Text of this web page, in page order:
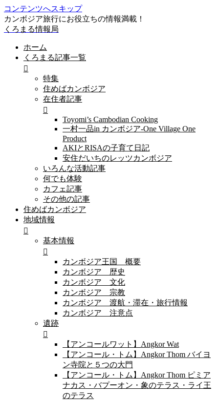
コンテンツへスキップ
カンボジア旅行にお役立ちの情報満載！
くろまる情報局
ホーム
くろまる記事一覧
特集
住めばカンボジア
在住者記事
Toyomi’s Cambodian Cooking
一村一品in カンボジア-One Village One
Product
AKIとRISAの子育て日記
安住だいちのレッツカンボジア
いろんな活動記事
何でも体験
カフェ記事
その他の記事
住めばカンボジア
地域情報
基本情報
カンボジア王国 概要
カンボジア 歴史
カンボジア 文化
カンボジア 宗教
カンボジア 渡航・滞在・旅行情報
カンボジア 注意点
遺跡
【アンコールワット】Angkor Wat
【アンコール・トム】Angkor Thom バイヨ
ン寺院と５つの大門
【アンコール・トム】Angkor Thom ピミア
ナカス・バプーオン・象のテラス・ライ王
のテラス